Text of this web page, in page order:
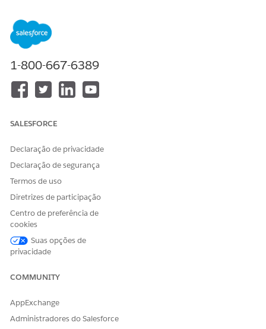
Disponível em: Edições
em que o Financial Services Cloud está habilitado
PERMISSÕES DE USUÁRIO NECESSÁRIAS
Para clonar o OmniScript
Atualizar perfil:
No Iniciador de aplicativos, localize e selecione
Aguarde alguns momentos para o modo de exibição de
SelecioneFSCWlth/UpdateProfile
Clique em
Clique emAtivar versão
ESTE ARTIGO RESOLVEU SEU PROBLEMA?
1-800-667-6389
SALESFORCE
Declaração de privacidade
Declaração de segurança
Termos de uso
Diretrizes de participação
Centro de preferência de
cookies
Suas opções de
privacidade
COMMUNITY
AppExchange
Administradores do Salesforce